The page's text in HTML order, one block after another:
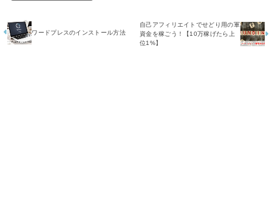
ワードプレスのインストール方法
自己アフィリエイトでせどり用の軍
資金を稼ごう！【10万稼げたら上
位1%】